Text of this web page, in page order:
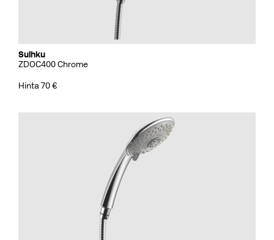
Suihku
ZDOC400 Chrome
Hinta 70 €